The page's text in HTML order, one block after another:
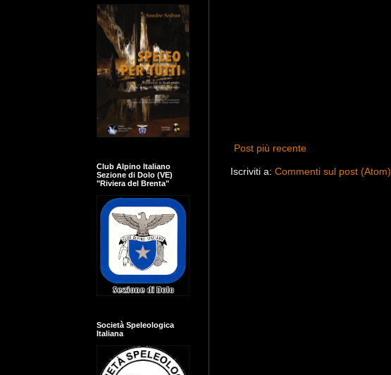
Post più recente
Iscriviti a: Commenti sul post (Atom)
Club Alpino Italiano
Sezione di Dolo (VE)
"Riviera del Brenta"
Società Speleologica
Italiana